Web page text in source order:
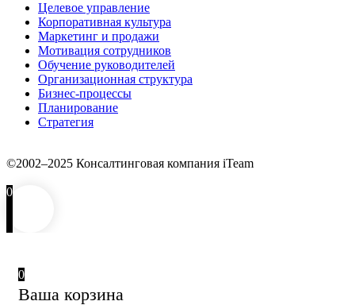
Целевое управление
Корпоративная культура
Маркетинг и продажи
Мотивация сотрудников
Обучение руководителей
Организационная структура
Бизнес-процессы
Планирование
Стратегия
©2002–2025 Консалтинговая компания iTeam
0
0
Ваша корзина